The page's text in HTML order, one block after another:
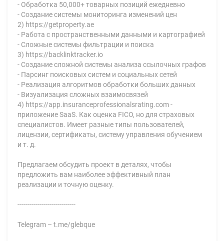
- Обработка 50,000+ товарных позиций ежедневно
- Создание системы мониторинга изменений цен
2) https://getproperty.ae
- Работа с пространственными данными и картографией
- Сложные системы фильтрации и поиска
3) https://backlinktracker.io
- Создание сложной системы анализа ссылочных графов
- Парсинг поисковых систем и социальных сетей
- Реализация алгоритмов обработки больших данных
- Визуализация сложных взаимосвязей
4) https://app.insuranceprofessionalsrating.com -
приложение SaaS. Как оценка FICO, но для страховых
специалистов. Имеет разные типы пользователей,
лицензии, сертификаты, систему управления обучением
и т. д.
Предлагаем обсудить проект в деталях, чтобы
предложить вам наиболее эффективный план
реализации и точную оценку.
-----------------------------
Telegram – t.me/glebque